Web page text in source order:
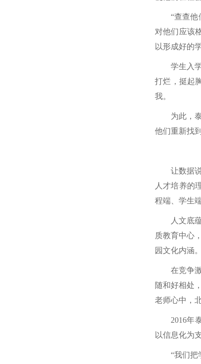
“查查
对他们应该
以形成好的
学生入
打烂，挺起
我。
为此，
他们重新找
让数据
人才培养的
程端、学生
人文底
质教育中心
园文化内涵。
在竞争
随和好相处
老师心中，
2016年
以信息化为
“我们把